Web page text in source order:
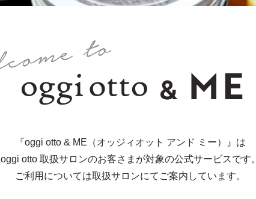
『oggi otto & ME（オッジィオット アンド ミー）』は
oggi otto 取扱サロンのお客さまが対象の公式サービスです。
ご利用については取扱サロンにてご案内しています。